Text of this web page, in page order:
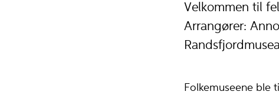
Velkommen til
Arrangører:
Folkemuseene ble